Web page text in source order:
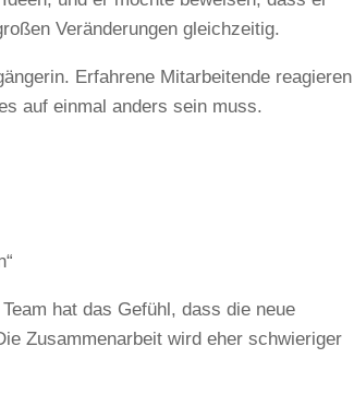
Veränderungen gleichzeitig.
Erfahrene Mitarbeitende reagieren
auf einmal anders sein muss.
hat das Gefühl, dass die neue
Zusammenarbeit wird eher schwieriger